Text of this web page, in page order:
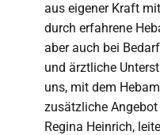
aus eigener Kraft
durch erfahrene
aber auch bei
und ärztliche
uns, mit dem
zusätzliche
Regina Heinrich,